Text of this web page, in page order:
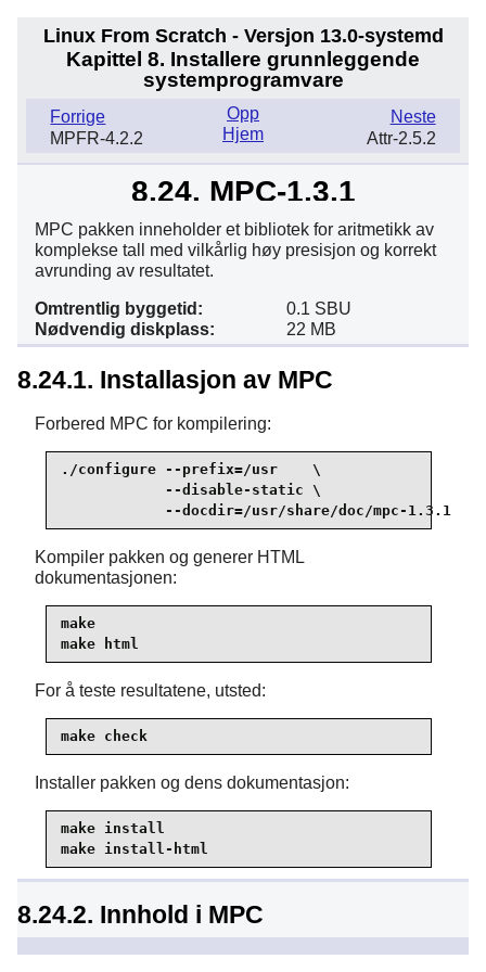
Linux From Scratch - Versjon 13.0-systemd
Kapittel 8. Installere grunnleggende
systemprogramvare
Forrige
MPFR-4.2.2
Neste
Attr-2.5.2
Opp
Hjem
8.24. MPC-1.3.1
MPC pakken inneholder et bibliotek for aritmetikk av
komplekse tall med vilkårlig høy presisjon og korrekt
avrunding av resultatet.
Omtrentlig byggetid:
0.1 SBU
Nødvendig diskplass:
22 MB
8.24.1. Installasjon av MPC
Forbered MPC for kompilering:
./configure --prefix=/usr    \
            --disable-static \
            --docdir=/usr/share/doc/mpc-1.3.1
Kompiler pakken og generer HTML
dokumentasjonen:
make
make html
For å teste resultatene, utsted:
make check
Installer pakken og dens dokumentasjon:
make install
make install-html
8.24.2. Innhold i MPC
Installerte biblioteker: libmpc.so